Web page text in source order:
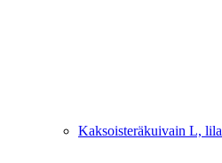
Kaksoisteräkuivain L, lila